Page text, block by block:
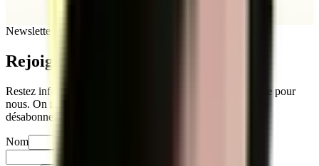
Newsletter
Rejoignez
Restez informés sur notre actualité. Votre vie privée compte pour
nous. On ne partage jamais vos infos, et vous pouvez vous
désabonner quand vous le souhaitez.
Nom